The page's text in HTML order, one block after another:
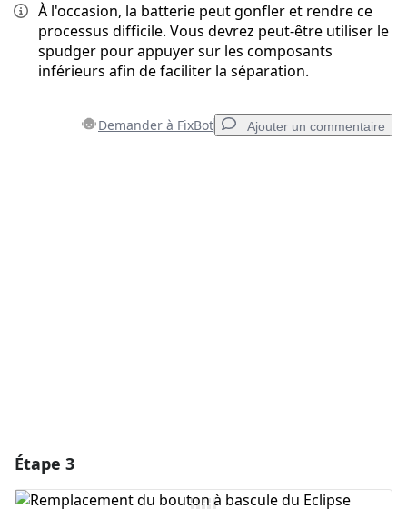
À l'occasion, la batterie peut gonfler et rendre ce
processus difficile. Vous devrez peut-être utiliser le
spudger pour appuyer sur les composants
inférieurs afin de faciliter la séparation.
Demander à FixBot Ajouter un commentaire
Étape 3